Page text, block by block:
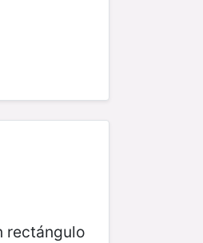
rectángulo